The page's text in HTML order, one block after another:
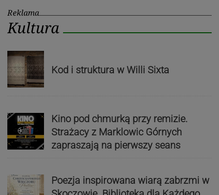
Reklama
Kultura
Kod i struktura w Willi Sixta
Kino pod chmurką przy remizie.
Strażacy z Marklowic Górnych
zapraszają na pierwszy seans
Poezja inspirowana wiarą zabrzmi w